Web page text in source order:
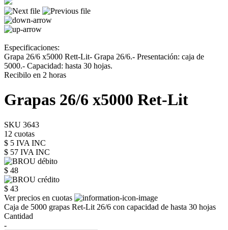
Especificaciones:
Grapa 26/6 x5000 Rett-Lit- Grapa 26/6.- Presentación: caja de
5000.- Capacidad: hasta 30 hojas.
Recibilo en 2 horas
Grapas 26/6 x5000 Ret-Lit
SKU 3643
12 cuotas
$ 5 IVA INC
$ 57 IVA INC
$ 48
$ 43
Ver precios en cuotas
Caja de 5000 grapas Ret-Lit 26/6 con capacidad de hasta 30 hojas
Cantidad
-